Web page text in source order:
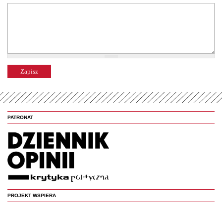
PATRONAT
PROJEKT WSPIERA